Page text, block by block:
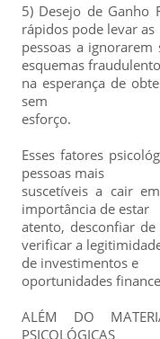
5) Desejo de Ganho
rápidos pode levar as
pessoas a
esquemas
na esperança de
sem
esforço.
Esses fatores
pessoas mais
suscetíveis a cair
importância de estar
atento, desconfiar
verificar a
de investimentos e
oportunidades
ALÉM DO
PSICOLÓGICAS